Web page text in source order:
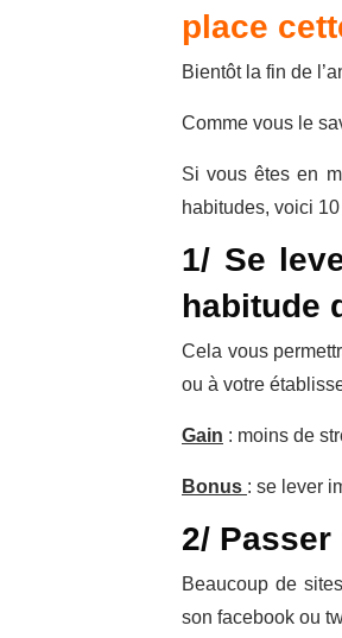
place
Bientôt la fin de
Comme vous le
Si vous êtes en
habitudes, voici
1/ Se
habitude
Cela vous
ou à votre
Gain : moins de
Bonus : se lever
2/
Beaucoup de
son facebook ou